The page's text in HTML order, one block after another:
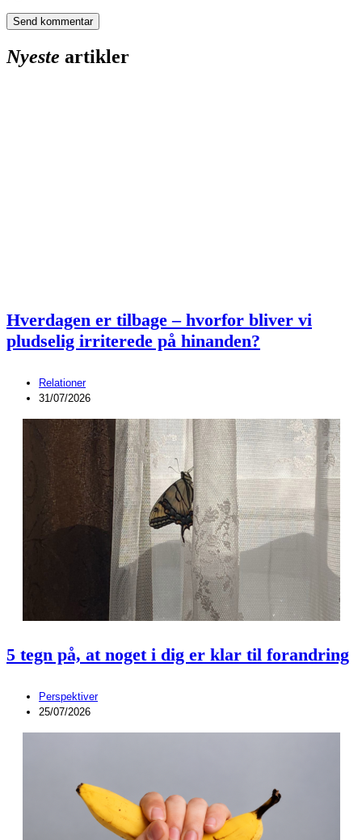
Nyeste artikler
Hverdagen er tilbage – hvorfor bliver vi
pludselig irriterede på hinanden?
Relationer
31/07/2026
5 tegn på, at noget i dig er klar til forandring
Perspektiver
25/07/2026